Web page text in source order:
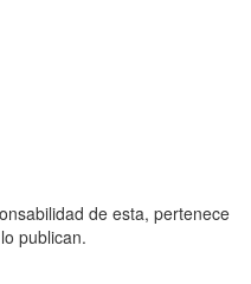
de esta, pertenece
publican.